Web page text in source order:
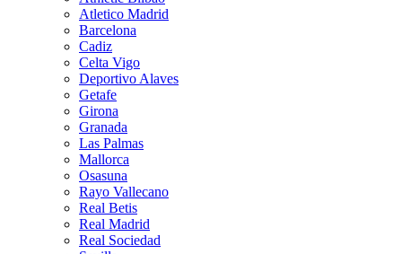
Atletico Madrid
Barcelona
Cadiz
Celta Vigo
Deportivo Alaves
Getafe
Girona
Granada
Las Palmas
Mallorca
Osasuna
Rayo Vallecano
Real Betis
Real Madrid
Real Sociedad